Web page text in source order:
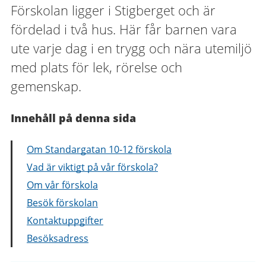
Förskolan ligger i Stigberget och är
fördelad i två hus. Här får barnen vara
ute varje dag i en trygg och nära utemiljö
med plats för lek, rörelse och
gemenskap.
Innehåll på denna sida
Om Standargatan 10-12 förskola
Vad är viktigt på vår förskola?
Om vår förskola
Besök förskolan
Kontaktuppgifter
Besöksadress